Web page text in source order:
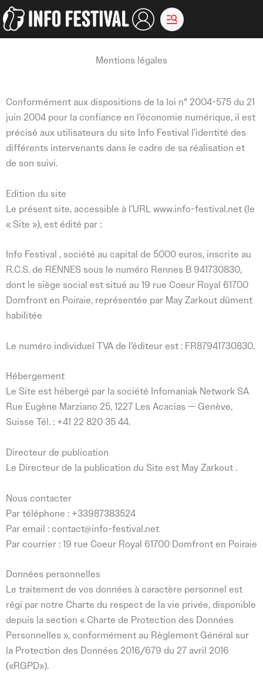
Aller
au
contenu
Mentions légales
Conformément aux dispositions de la loi n° 2004-575 du 21
juin 2004 pour la confiance en l’économie numérique, il est
précisé aux utilisateurs du site Info Festival l’identité des
différents intervenants dans le cadre de sa réalisation et
de son suivi.
Edition du site
Le présent site, accessible à l’URL www.info-festival.net (le
« Site »), est édité par :
Info Festival , société au capital de 5000 euros, inscrite au
R.C.S. de RENNES sous le numéro Rennes B 941730830,
dont le siège social est situé au 19 rue Coeur Royal 61700
Domfront en Poiraie, représentée par May Zarkout dûment
habilitée
Le numéro individuel TVA de l’éditeur est : FR87941730830.
Hébergement
Le Site est hébergé par la société Infomaniak Network SA
Rue Eugène Marziano 25, 1227 Les Acacias — Genève,
Suisse Tél. : +41 22 820 35 44.
Directeur de publication
Le Directeur de la publication du Site est May Zarkout .
Nous contacter
Par téléphone : +33987383524
Par email :contact@info-festival.net
Par courrier : 19 rue Coeur Royal 61700 Domfront en Poiraie
Données personnelles
Le traitement de vos données à caractère personnel est
régi par notre Charte du respect de la vie privée, disponible
depuis la section « Charte de Protection des Données
Personnelles », conformément au Règlement Général sur
la Protection des Données 2016/679 du 27 avril 2016
(«RGPD»).